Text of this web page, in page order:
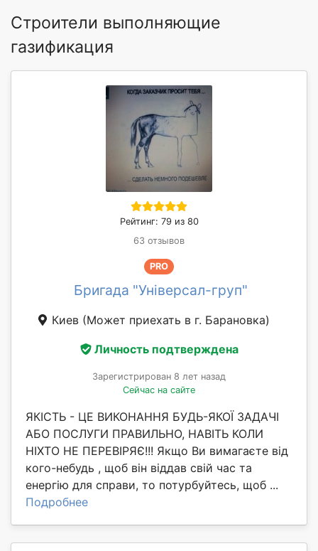
Строители выполняющие
газификация
Рейтинг: 79 из 80
63 отзывов
PRO
Бригада "Універсал-груп"
Киев (Может приехать в г. Барановка)
Личность подтверждена
Зарегистрирован 8 лет назад
Сейчас на сайте
ЯКІСТЬ - ЦЕ ВИКОНАННЯ БУДЬ-ЯКОЇ ЗАДАЧІ
АБО ПОСЛУГИ ПРАВИЛЬНО, НАВІТЬ КОЛИ
НІХТО НЕ ПЕРЕВІРЯЄ!!! Якщо Ви вимагаєте від
кого-небудь , щоб він віддав свій час та
енергію для справи, то потурбуйтесь, щоб ...
Подробнее